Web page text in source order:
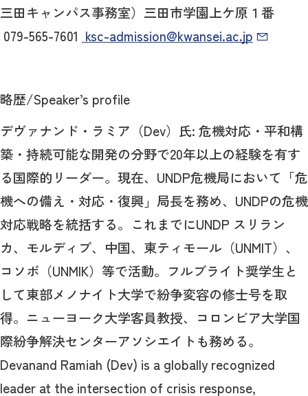
三田キャンパス事務室）三田市学園上ケ原１番
079-565-7601 ksc-admission@kwansei.ac.jp
略歴/Speaker’s profile
デヴァナンド・ラミア（Dev）氏: 危機対応・平和構
築・持続可能な開発の分野で20年以上の経験を有す
る国際的リーダー。現在、UNDP危機局において「危
機への備え・対応・復興」局長を務め、UNDPの危機
対応戦略を統括する。これまでにUNDP スリラン
カ、モルディブ、中国、東ティモール（UNMIT）、
コソボ（UNMIK）等で活動。フルブライト奨学生と
して東部メノナイト大学で紛争変容の修士号を取
得。ニューヨーク大学客員教授、コロンビア大学国
際紛争解決センターアソシエイトも務める。
Devanand Ramiah (Dev) is a globally recognized
leader at the intersection of crisis response,